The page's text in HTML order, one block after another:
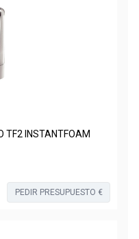
TF2 INSTANTFOAM
PEDIR PRESUPUESTO €